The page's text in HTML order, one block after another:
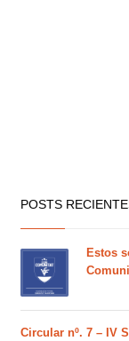
POSTS
Estos
Circular nº. 7 – IV